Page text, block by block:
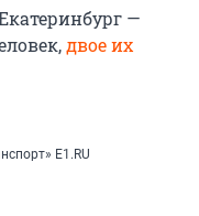
—
двое их
E1.RU